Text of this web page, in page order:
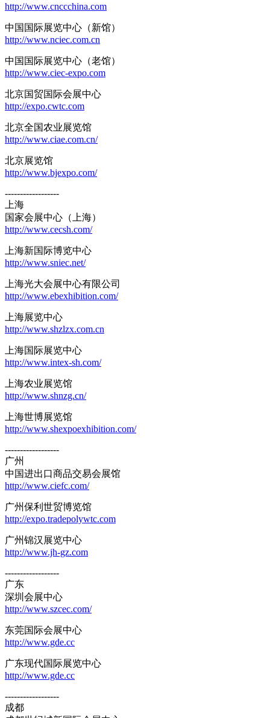
http://www.cnccchina.com
中国国际展览中心（新馆）
http://www.nciec.com.cn
中国国际展览中心（老馆）
http://www.ciec-expo.com
北京国贸国际会展中心
http://expo.cwtc.com
北京全国农业展览馆
http://www.ciae.com.cn/
北京展览馆
http://www.bjexpo.com/
------------------
上海
国家会展中心（上海）
http://www.cecsh.com/
上海新国际博览中心
http://www.sniec.net/
上海光大会展中心有限公司
http://www.ebexhibition.com/
上海展览中心
http://www.shzlzx.com.cn
上海国际展览中心
http://www.intex-sh.com/
上海农业展览馆
http://www.shnzg.cn/
上海世博展览馆
http://www.shexpoexhibition.com/
------------------
广州
中国进出口商品交易会展馆
http://www.ciefc.com/
广州保利世贸博览馆
http://expo.tradepolywtc.com
广州锦汉展览中心
http://www.jh-gz.com
------------------
广东
深圳会展中心
http://www.szcec.com/
东莞国际会展中心
http://www.gde.cc
广东现代国际展览中心
http://www.gde.cc
------------------
成都